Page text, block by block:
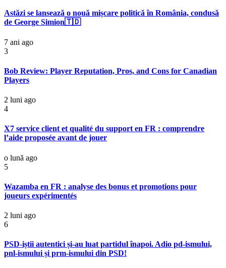
Astăzi se lansează o nouă mișcare politică în România, condusă
de George Simion🇹🇩
7 ani ago
3
Bob Review: Player Reputation, Pros, and Cons for Canadian
Players
2 luni ago
4
X7 service client et qualité du support en FR : comprendre
l’aide proposée avant de jouer
o lună ago
5
Wazamba en FR : analyse des bonus et promotions pour
joueurs expérimentés
2 luni ago
6
PSD-iștii autentici și-au luat partidul înapoi. Adio pd-ismului,
pnl-ismului și prm-ismului din PSD!